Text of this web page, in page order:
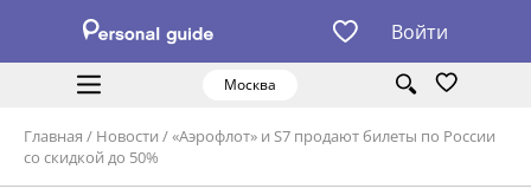
Войти
Москва
Главная / Новости /«Аэрофлот» и S7 продают билеты по России
со скидкой до 50%